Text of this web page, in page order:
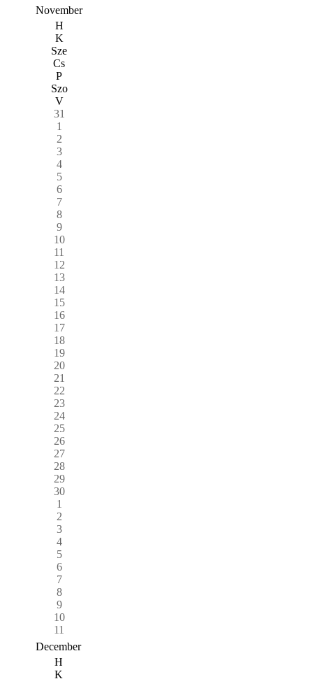
November
H
K
Sze
Cs
P
Szo
V
31
1
2
3
4
5
6
7
8
9
10
11
12
13
14
15
16
17
18
19
20
21
22
23
24
25
26
27
28
29
30
1
2
3
4
5
6
7
8
9
10
11
December
H
K